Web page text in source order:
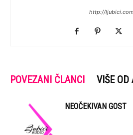
http://ljubici.com
POVEZANI ČLANCI VIŠE OD
NEOČEKIVAN GOST